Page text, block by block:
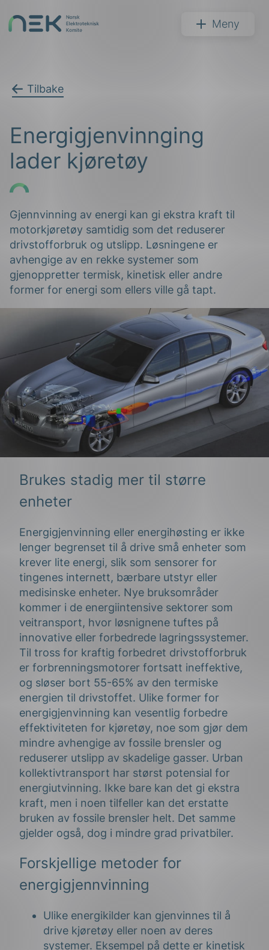
NEK Meny
Tilbake
Energigjenvinnging
lader kjøretøy
Gjennvinning av energi kan gi ekstra kraft til
motorkjøretøy samtidig som det reduserer
drivstofforbruk og utslipp. Løsningene er
avhengige av en rekke systemer som
gjenoppretter termisk, kinetisk eller andre
former for energi som ellers ville gå tapt.
Brukes stadig mer til større
enheter
Energigjenvinning eller energihøsting er ikke
lenger begrenset til å drive små enheter som
krever lite energi, slik som sensorer for
tingenes internett, bærbare utstyr eller
medisinske enheter. Nye bruksområder
kommer i de energiintensive sektorer som
veitransport, hvor løsnignene tuftes på
innovative eller forbedrede lagringssystemer.
Til tross for kraftig forbedret drivstofforbruk
er forbrenningsmotorer fortsatt ineffektive,
og sløser bort 55-65% av den termiske
energien til drivstoffet. Ulike former for
energigjenvinning kan vesentlig forbedre
effektiviteten for kjøretøy, noe som gjør dem
mindre avhengige av fossile brensler og
reduserer utslipp av skadelige gasser. Urban
kollektivtransport har størst potensial for
energiutvinning. Ikke bare kan det gi ekstra
kraft, men i noen tilfeller kan det erstatte
bruken av fossile brensler helt. Det samme
gjelder også, dog i mindre grad privatbiler.
Forskjellige metoder for
energigjennvinning
Ulike energikilder kan gjenvinnes til å
drive kjøretøy eller noen av deres
systemer. Eksempel på dette er kinetisk